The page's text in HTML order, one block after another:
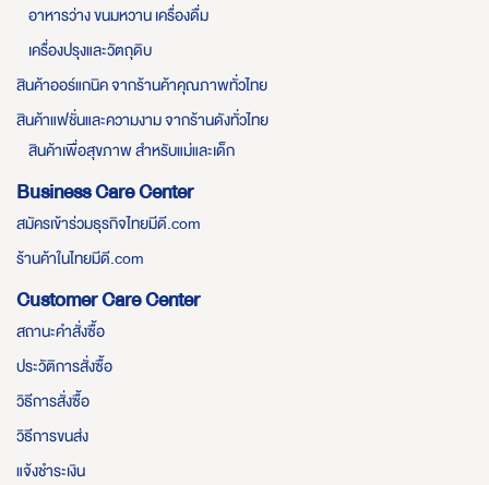
อาหารว่าง ขนมหวาน เครื่องดื่ม
เครื่องปรุงและวัตถุดิบ
สินค้าออร์แกนิค จากร้านค้าคุณภาพทั่วไทย
สินค้าแฟชั่นและความงาม จากร้านดังทั่วไทย
สินค้าเพื่อสุขภาพ สำหรับแม่และเด็ก
Business Care Center
สมัครเข้าร่วมธุรกิจไทยมีดี.com
ร้านค้าในไทยมีดี.com
Customer Care Center
สถานะคำสั่งซื้อ
ประวัติการสั่งซื้อ
วิธีการสั่งซื้อ
วิธีการขนส่ง
แจ้งชำระเงิน